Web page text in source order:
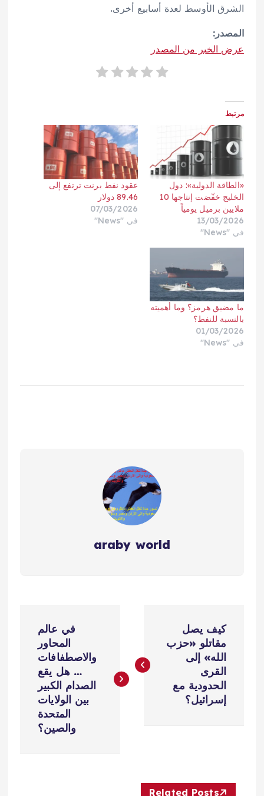
الشرق الأوسط لعدة أسابيع أخرى.
المصدر:
عرض الخبر من المصدر
مرتبط
«الطاقة الدولية»: دول
الخليج خفّضت إنتاجها 10
ملايين برميل يومياً
13/03/2026
في "News"
عقود نفط برنت ترتفع إلى
89.46 دولار
07/03/2026
في "News"
ما مضيق هرمز؟ وما أهميته
بالنسبة للنفط؟
01/03/2026
في "News"
araby world
ص
كيف يصل
مقاتلو «حزب
الله» إلى
القرى
الحدودية مع
إسرائيل؟
في عالم
المحاور
والاصطفافات
… هل يقع
الصدام الكبير
بين الولايات
المتحدة
والصين؟
Related Posts